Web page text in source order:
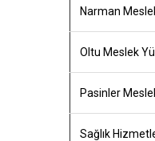
Narman
Oltu Meslek
Pasinler
Sağlık